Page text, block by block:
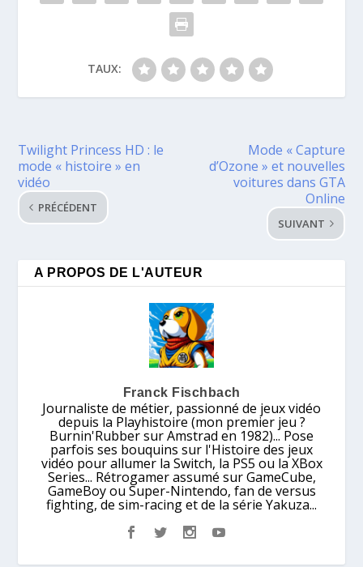
TAUX:
Twilight Princess HD : le
mode « histoire » en
vidéo
PRÉCÉDENT
Mode « Capture
d’Ozone » et nouvelles
voitures dans GTA
Online
SUIVANT
A PROPOS DE L'AUTEUR
Franck Fischbach
Journaliste de métier, passionné de jeux vidéo
depuis la Playhistoire (mon premier jeu ?
Burnin'Rubber sur Amstrad en 1982)... Pose
parfois ses bouquins sur l'Histoire des jeux
vidéo pour allumer la Switch, la PS5 ou la XBox
Series... Rétrogamer assumé sur GameCube,
GameBoy ou Super-Nintendo, fan de versus
fighting, de sim-racing et de la série Yakuza...